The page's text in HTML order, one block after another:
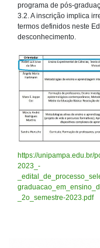
programa de pós-
3.2. A inscrição implica
termos definidos neste
desconhecimento.
https://unipampa.edu.br/
2023_-
_2o_semestre-2023.pdf